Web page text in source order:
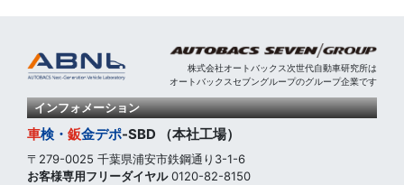
株式会社オートバックス次世代自動車研究所は
オートバックスセブングループのグループ企業です
インフォメーション
車検・ 鈑金デポ-SBD （本社工場）
〒279-0025 千葉県浦安市鉄鋼通り3-1-6
お客様専用フリーダイヤル0120-82-8150